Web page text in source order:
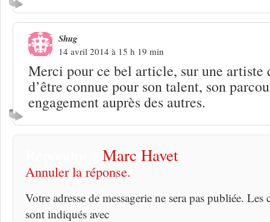
Shug
14 avril 2014 à 15 h 19 min
Merci pour ce bel article, sur une
d’être connue pour son talent, son
engagement auprès des autres.
Marc Havet
Annuler la réponse.
Votre adresse de messagerie ne sera pas publiée.
sont indiqués avec